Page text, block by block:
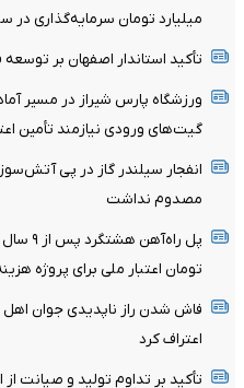
میلیارد تومان سرمایه‌گذاری در
تأکید استاندار اصفهان بر
ورزشگاه پارس شیراز در مسیر
گیت‌های ورودی نیازمند تأمین
انفجار سیلندر گاز در پی
مصدوم نداشت
تومان اعتبار ملی برای پروژه
فاش شدن راز ناپدیدی جوان
اعتراف کرد
تأکید بر تداوم تولید و صیانت